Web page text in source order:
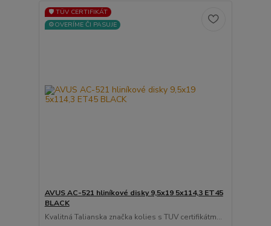
🛡️ TÜV CERTIFIKÁT
⚙️OVERÍME ČI PASUJE
AVUS AC-521 hliníkové disky 9,5x19 5x114,3 ET45
BLACK
Kvalitná Talianska značka kolies s TUV certifikátm...